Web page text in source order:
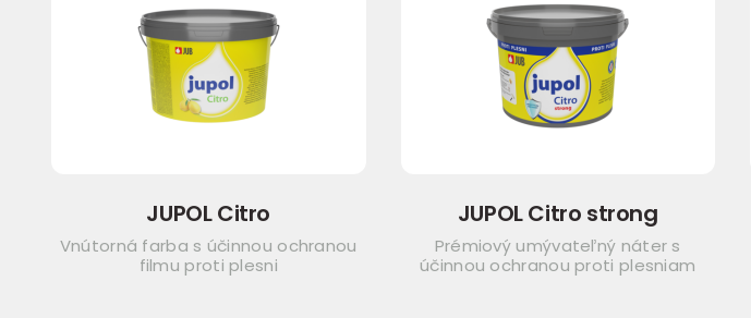
JUPOL Citro
Vnútorná farba s účinnou ochranou
filmu proti plesni
JUPOL Citro strong
Prémiový umývateľný náter s
účinnou ochranou proti plesniam